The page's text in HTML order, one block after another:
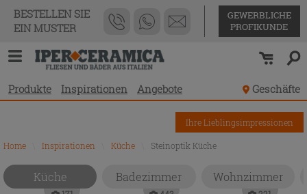
BESTELLEN SIE
EIN MUSTER
GEWERBLICHE
PROFIKUNDE
Produkte Inspirationen Angebote Geschäfte
Home Inspirationen Küche Steinoptik Küche
Ihre Lieblingsimpressionen
Küche Badezimmer Wohnzimmer